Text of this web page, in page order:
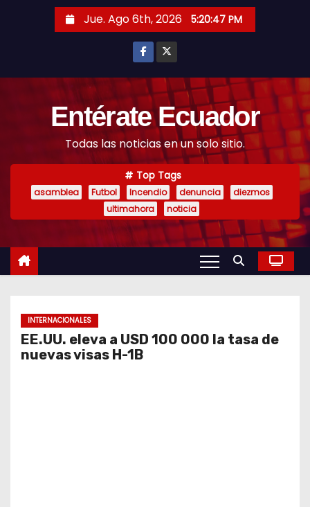
Jue. Ago 6th, 2026 5:20:48 PM
Entérate Ecuador
Todas las noticias en un solo sitio.
Top Tags
asamblea Futbol Incendio denuncia
diezmos
ultimahora
noticia
INTERNACIONALES
EE.UU. eleva a USD 100 000 la tasa de
nuevas visas H-1B